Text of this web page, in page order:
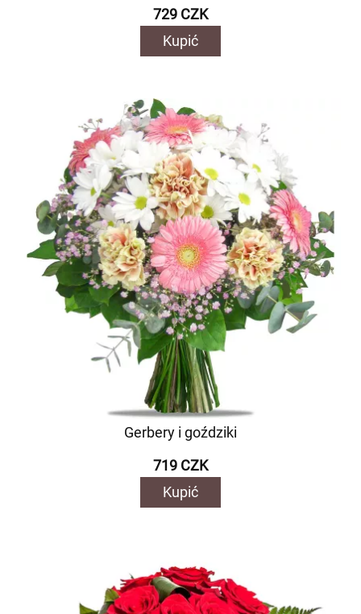
729 CZK
Kupić
Gerbery i goździki
719 CZK
Kupić